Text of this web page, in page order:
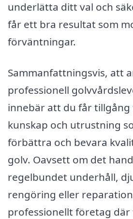
underlätta ditt val och
får ett bra resultat som
förväntningar.
Sammanfattningsvis, att
professionell
innebär att du får tillgång
kunskap och utrustning
förbättra och bevara
golv. Oavsett om det
regelbundet underhåll,
rengöring eller
professionellt företag